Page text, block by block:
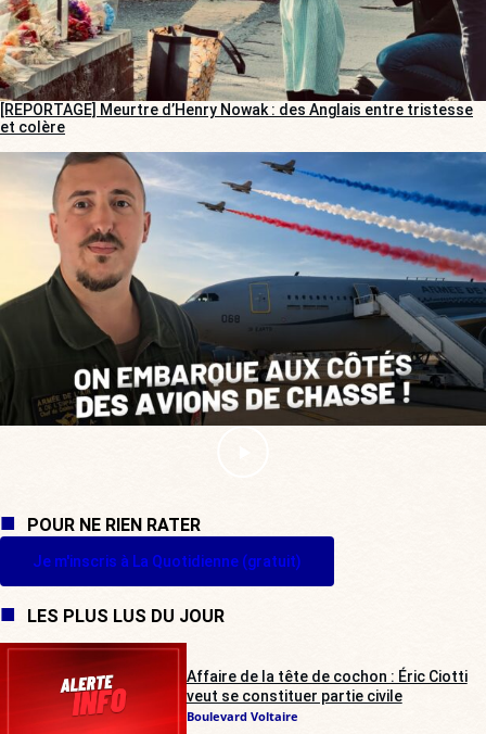
[REPORTAGE] Meurtre d’Henry Nowak : des Anglais entre tristesse
et colère
POUR NE RIEN RATER
Je m'inscris à La Quotidienne (gratuit)
LES PLUS LUS DU JOUR
Affaire de la tête de cochon : Éric Ciotti
veut se constituer partie civile
Boulevard Voltaire